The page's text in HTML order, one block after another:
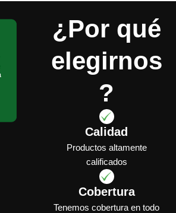
¿Por qué
elegirnos
?
Calidad
Productos altamente
calificados
Cobertura
Tenemos cobertura en todo